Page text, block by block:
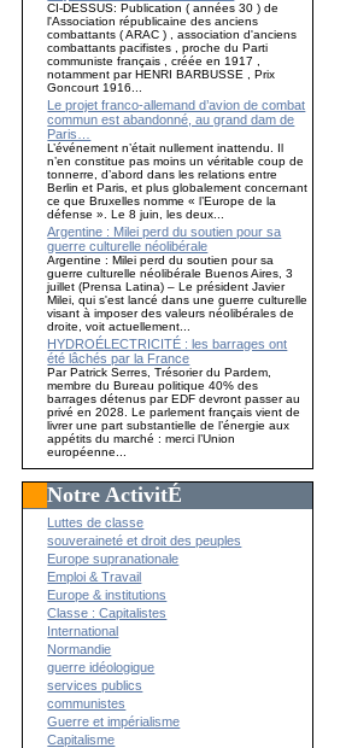
CI-DESSUS: Publication ( années 30 ) de
l'Association républicaine des anciens
combattants ( ARAC ) , association d'anciens
combattants pacifistes , proche du Parti
communiste français , créée en 1917 ,
notamment par HENRI BARBUSSE , Prix
Goncourt 1916...
Le projet franco-allemand d’avion de combat
commun est abandonné, au grand dam de
Paris…
L’événement n’était nullement inattendu. Il
n’en constitue pas moins un véritable coup de
tonnerre, d’abord dans les relations entre
Berlin et Paris, et plus globalement concernant
ce que Bruxelles nomme « l’Europe de la
défense ». Le 8 juin, les deux...
Argentine : Milei perd du soutien pour sa
guerre culturelle néolibérale
Argentine : Milei perd du soutien pour sa
guerre culturelle néolibérale Buenos Aires, 3
juillet (Prensa Latina) – Le président Javier
Milei, qui s'est lancé dans une guerre culturelle
visant à imposer des valeurs néolibérales de
droite, voit actuellement...
HYDROÉLECTRICITÉ : les barrages ont
été lâchés par la France
Par Patrick Serres, Trésorier du Pardem,
membre du Bureau politique 40% des
barrages détenus par EDF devront passer au
privé en 2028. Le parlement français vient de
livrer une part substantielle de l’énergie aux
appétits du marché : merci l’Union
européenne...
Notre ActivitÉ
Luttes de classe
souveraineté et droit des peuples
Europe supranationale
Emploi & Travail
Europe & institutions
Classe : Capitalistes
International
Normandie
guerre idéologique
services publics
communistes
Guerre et impérialisme
Capitalisme